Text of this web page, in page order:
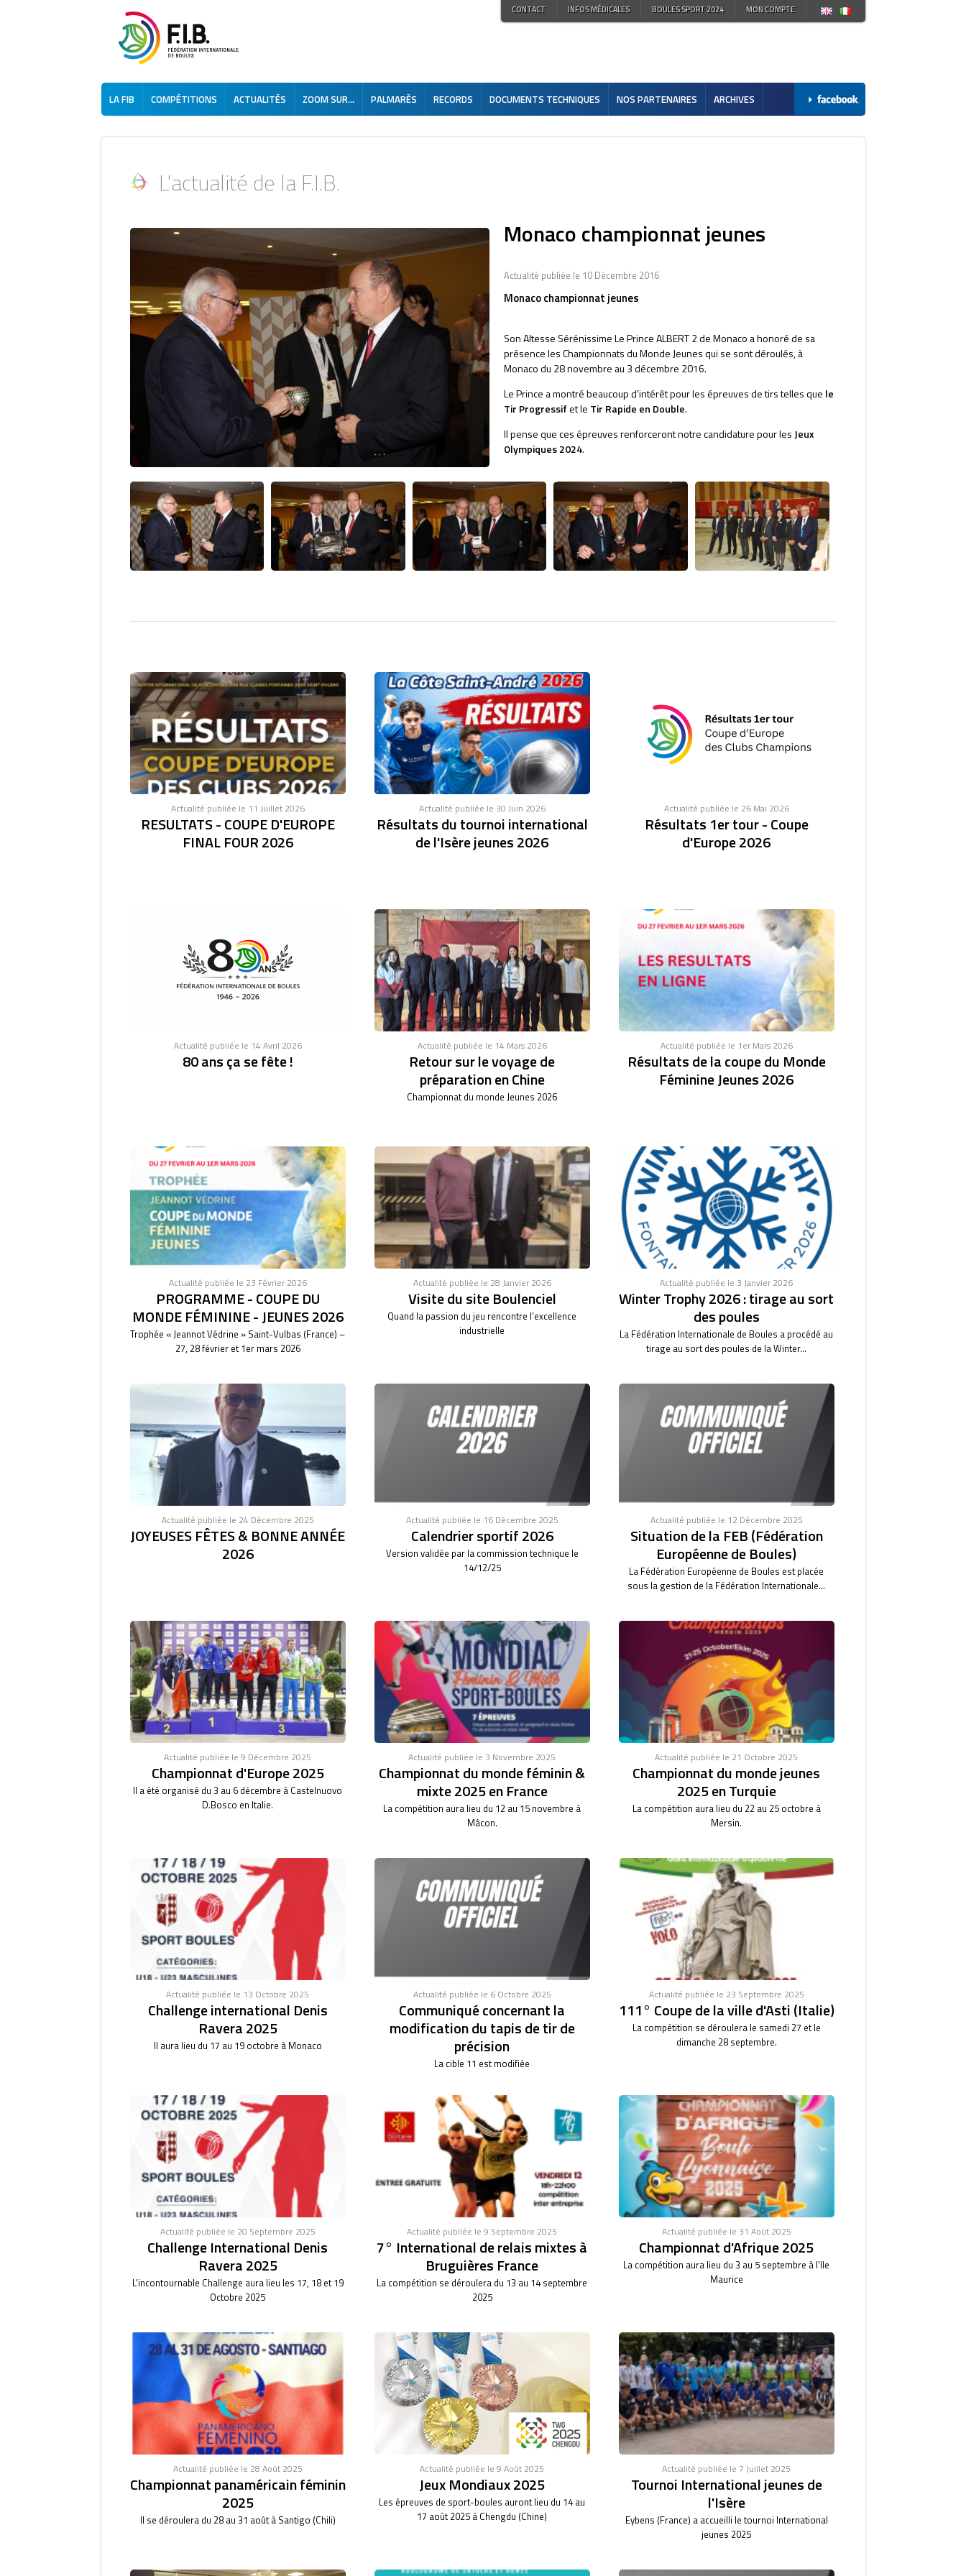
CONTACT INFOS MÉDICALES BOULES SPORT 2024 MON COMPTE
LA FIB COMPÉTITIONS ACTUALITÉS ZOOM SUR... PALMARÈS RECORDS DOCUMENTS TECHNIQUES NOS PARTENAIRES ARCHIVES
L'actualité de la F.I.B.
Monaco championnat jeunes
Actualité publiée le 10 Décembre 2016
Monaco championnat jeunes
Son Altesse SérénissimeLe Prince ALBERT 2 de Monaco a honoré de sa
présence les Championnats du Monde Jeunes qui se sont déroulés,à
Monaco du 28 novembre au 3 décembre 2016.
Le Prince a montré beaucoup d’intérêt pour les épreuves de tirs telles que le
Tir Progressifet le Tir Rapide en Double.
Il pense que ces épreuves renforceront notre candidature pour les Jeux
Olympiques 2024.
Actualité publiée le 11 Juillet 2026
RESULTATS - COUPE D'EUROPE
FINAL FOUR 2026
Actualité publiée le 30 Juin 2026
Résultats du tournoi international
de l'Isère jeunes 2026
Actualité publiée le 26 Mai 2026
Résultats 1er tour - Coupe
d'Europe 2026
Actualité publiée le 14 Avril 2026
80 ans ça se fête !
Actualité publiée le 14 Mars 2026
Retour sur le voyage de
préparation en Chine
Championnat du monde Jeunes 2026
Actualité publiée le 1er Mars 2026
Résultats de la coupe du Monde
Féminine Jeunes 2026
Actualité publiée le 23 Février 2026
PROGRAMME - COUPE DU
MONDE FÉMININE - JEUNES 2026
Trophée « Jeannot Védrine » Saint-Vulbas (France) –
27, 28 février et 1er mars 2026
Actualité publiée le 28 Janvier 2026
Visite du site Boulenciel
Quand la passion du jeu rencontre l’excellence
industrielle
Actualité publiée le 3 Janvier 2026
Winter Trophy 2026 : tirage au sort
des poules
La Fédération Internationale de Boules a procédé au
tirage au sort des poules de la Winter...
Actualité publiée le 24 Décembre 2025
JOYEUSES FÊTES & BONNE ANNÉE
2026
Actualité publiée le 16 Décembre 2025
Calendrier sportif 2026
Version validée par la commission technique le
14/12/25
Actualité publiée le 12 Décembre 2025
Situation de la FEB (Fédération
Européenne de Boules)
La Fédération Européenne de Boules est placée
sous la gestion de la Fédération Internationale...
Actualité publiée le 9 Décembre 2025
Championnat d'Europe 2025
Il a été organisé du 3 au 6 décembre à Castelnuovo
D.Bosco en Italie.
Actualité publiée le 3 Novembre 2025
Championnat du monde féminin &
mixte 2025 en France
La compétition aura lieu du 12 au 15 novembre à
Mâcon.
Actualité publiée le 21 Octobre 2025
Championnat du monde jeunes
2025 en Turquie
La compétition aura lieu du 22 au 25 octobre à
Mersin.
Actualité publiée le 13 Octobre 2025
Challenge international Denis
Ravera 2025
Il aura lieu du 17 au 19 octobre à Monaco
Actualité publiée le 6 Octobre 2025
Communiqué concernant la
modification du tapis de tir de
précision
La cible 11 est modifiée
Actualité publiée le 23 Septembre 2025
111° Coupe de la ville d'Asti (Italie)
La compétition se déroulera le samedi 27 et le
dimanche 28 septembre.
Actualité publiée le 20 Septembre 2025
Challenge International Denis
Ravera 2025
L'incontournable Challenge aura lieu les 17, 18 et 19
Octobre 2025
Actualité publiée le 9 Septembre 2025
7° International de relais mixtes à
Bruguières France
La compétition se déroulera du 13 au 14 septembre
2025
Actualité publiée le 31 Août 2025
Championnat d'Afrique 2025
La compétition aura lieu du 3 au 5 septembre à l'Ile
Maurice
Actualité publiée le 28 Août 2025
Championnat panaméricain féminin
2025
Il se déroulera du 28 au 31 août à Santigo (Chili)
Actualité publiée le 9 Août 2025
Jeux Mondiaux 2025
Les épreuves de sport-boules auront lieu du 14 au
17 août 2025 à Chengdu (Chine)
Actualité publiée le 7 Juillet 2025
Tournoi International jeunes de
l'Isère
Eybens (France) a accueilli le tournoi International
jeunes 2025